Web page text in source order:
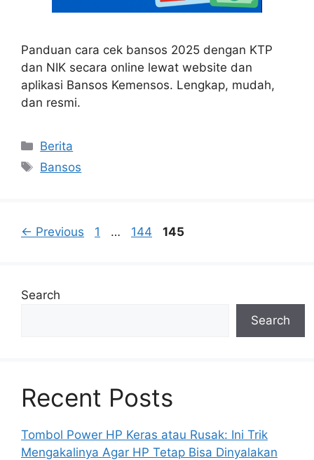
Panduan cara cek bansos 2025 dengan KTP
dan NIK secara online lewat website dan
aplikasi Bansos Kemensos. Lengkap, mudah,
dan resmi.
Categories
Berita
Tags
Bansos
← Previous Page
1 … Page
144 Page
145
Search
Search
Recent Posts
Tombol Power HP Keras atau Rusak: Ini Trik
Mengakalinya Agar HP Tetap Bisa Dinyalakan